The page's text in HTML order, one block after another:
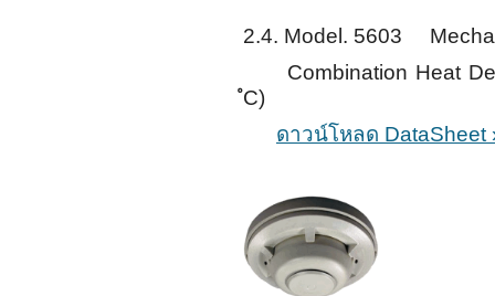
2.4. Model. 5603
Combination Heat
ํC)
ดาวน์โหลด DataSheet